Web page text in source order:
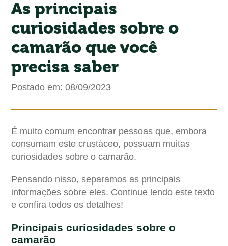
As principais
curiosidades sobre o
camarão que você
precisa saber
Postado em: 08/09/2023
É muito comum encontrar pessoas que, embora
consumam este crustáceo, possuam muitas
curiosidades sobre o camarão.
Pensando nisso, separamos as principais
informações sobre eles. Continue lendo este texto
e confira todos os detalhes!
Principais curiosidades sobre o
camarão